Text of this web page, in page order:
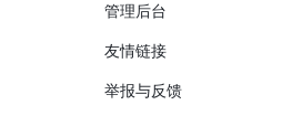
管理后台
友情链接
举报与反馈